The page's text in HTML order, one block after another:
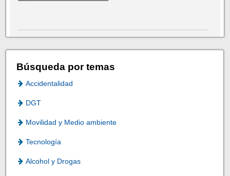
Búsqueda por temas
Accidentalidad
DGT
Movilidad y Medio ambiente
Tecnología
Alcohol y Drogas